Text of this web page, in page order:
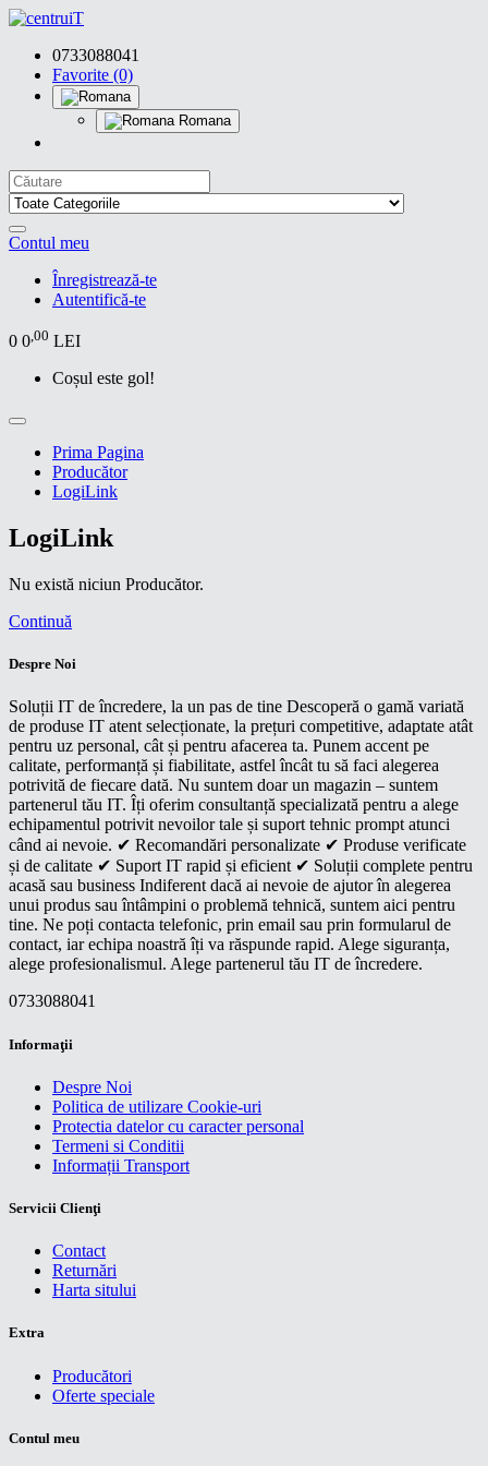
0733088041
Favorite (0)
Romana
Contul meu
Înregistrează-te
Autentifică-te
0 0,00 LEI
Coșul este gol!
Prima Pagina
Producător
LogiLink
LogiLink
Nu există niciun Producător.
Continuă
Despre Noi
Soluții IT de încredere, la un pas de tine Descoperă o gamă variată
de produse IT atent selecționate, la prețuri competitive, adaptate atât
pentru uz personal, cât și pentru afacerea ta. Punem accent pe
calitate, performanță și fiabilitate, astfel încât tu să faci alegerea
potrivită de fiecare dată. Nu suntem doar un magazin – suntem
partenerul tău IT. Îți oferim consultanță specializată pentru a alege
echipamentul potrivit nevoilor tale și suport tehnic prompt atunci
când ai nevoie. ✔ Recomandări personalizate ✔ Produse verificate
și de calitate ✔ Suport IT rapid și eficient ✔ Soluții complete pentru
acasă sau business Indiferent dacă ai nevoie de ajutor în alegerea
unui produs sau întâmpini o problemă tehnică, suntem aici pentru
tine. Ne poți contacta telefonic, prin email sau prin formularul de
contact, iar echipa noastră îți va răspunde rapid. Alege siguranța,
alege profesionalismul. Alege partenerul tău IT de încredere.
0733088041
Informaţii
Despre Noi
Politica de utilizare Cookie-uri
Protectia datelor cu caracter personal
Termeni si Conditii
Informații Transport
Servicii Clienţi
Contact
Returnări
Harta sitului
Extra
Producători
Oferte speciale
Contul meu